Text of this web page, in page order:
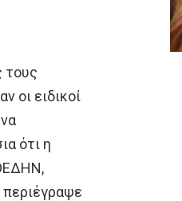
τους
οι ειδικοί
ότι η